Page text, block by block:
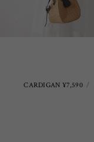
CARDIGAN ¥7,590